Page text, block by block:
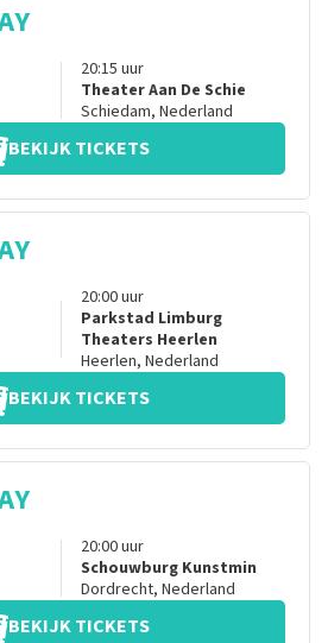
20:15 uur
Theater Aan De Schie
Schiedam, Nederland
BEKIJK TICKETS
20:00uur
Parkstad Limburg
Theaters Heerlen
Heerlen, Nederland
BEKIJK TICKETS
20:00uur
Schouwburg Kunstmin
Dordrecht, Nederland
BEKIJK TICKETS